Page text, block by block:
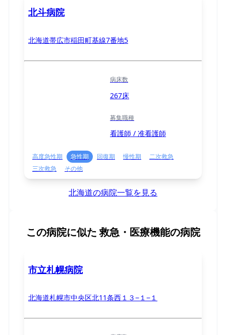
北斗病院
北海道帯広市稲田町基線7番地5
病床数
267床
募集職種
看護師 / 准看護師
高度急性期 急性期 回復期 慢性期
二次救急
三次救急
その他
北海道の病院一覧を見る
この病院に似た 救急・医療機能の病院
市立札幌病院
北海道札幌市中央区北11条西１３−１−１